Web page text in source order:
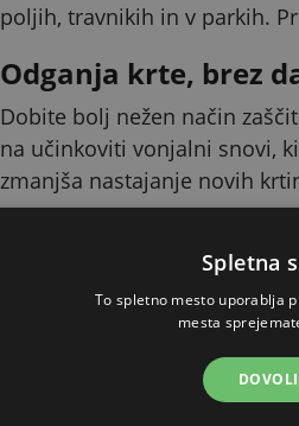
poljih, travnikih in v parkih.
Odganja krte, brez
Dobite bolj nežen način
na učinkoviti vonjalni snovi,
zmanjša nastajanje novih
Dobite ciljno aplikacijo
služi kot nosilec vonjalne
koncentrat (s pomočjo
Poraba,
Spletna
To spletno mesto uporablja
mesta